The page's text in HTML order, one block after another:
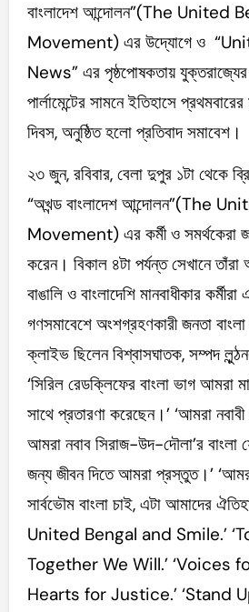
বাংলাদেশ আন্দোলন”(The United
Movement) এর উদ্যোগে ও
News” এর পৃষ্ঠপোষকতায় যুক্তরাজ্যের
পার্লামেন্টের সামনে ইতিহাসে
দিবস, অনুষ্ঠিত হলো প্রতিবাদ সমাবেশ।
২৩ জুন, রবিবার, বেলা দুপুর ১টা থেকে
“অখন্ড বাংলাদেশ আন্দোলন”(The
Movement) এর কর্মী ও সমর্থকেরা
করেন। বিকাল ৪টা পর্যন্ত সেখানে
বাঙালি ও বাংলাদেশি মানবাধীকার
গণসমাবেশে অংশগ্রহণকারী জনতা বাংলা
ক্লাইভ ছিলেন বিশ্বাসঘাতক, সম্পদ
‘সিরিল রেডক্লিফের বাংলা ভাগ আমরা
সাথে প্রতারণা করেছেন।’ ‘আমরা
আমরা নবাব সিরাজ-উদ-দৌলা’র বাংলা
জন্য জীবন দিতে আমরা প্রস্তুত।’
সার্বভৌম বাংলা চাই, এটা আমাদের
United Bengal and Smile.’
Together We Will.’ ‘Voices
Hearts for Justice.’ ‘Stand